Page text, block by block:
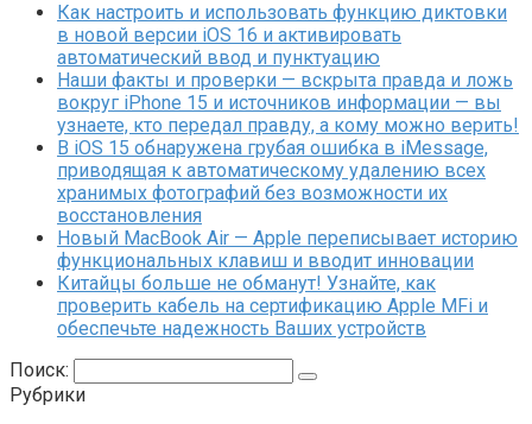
Как настроить и использовать функцию диктовки
в новой версии iOS 16 и активировать
автоматический ввод и пунктуацию
Наши факты и проверки — вскрыта правда и ложь
вокруг iPhone 15 и источников информации — вы
узнаете, кто передал правду, а кому можно верить!
В iOS 15 обнаружена грубая ошибка в iMessage,
приводящая к автоматическому удалению всех
хранимых фотографий без возможности их
восстановления
Новый MacBook Air — Apple переписывает историю
функциональных клавиш и вводит инновации
Китайцы больше не обманут! Узнайте, как
проверить кабель на сертификацию Apple MFi и
обеспечьте надежность Ваших устройств
Поиск:
Рубрики